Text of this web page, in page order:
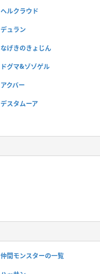
ヘルクラウド
デュラン
なげきのきょじん
ドグマ&ゾゾゲル
アクバー
デスタムーア
仲間モンスターの一覧